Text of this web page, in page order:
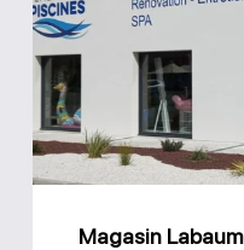
Magasin